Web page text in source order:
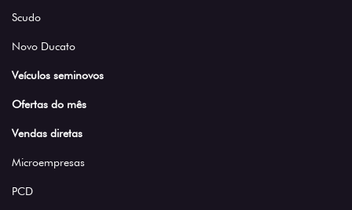
Scudo
Novo Ducato
Veículos seminovos
Ofertas do mês
Vendas diretas
Microempresas
PCD